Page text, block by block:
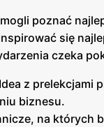
poznać
się
czeka
z
biznesu.
na których